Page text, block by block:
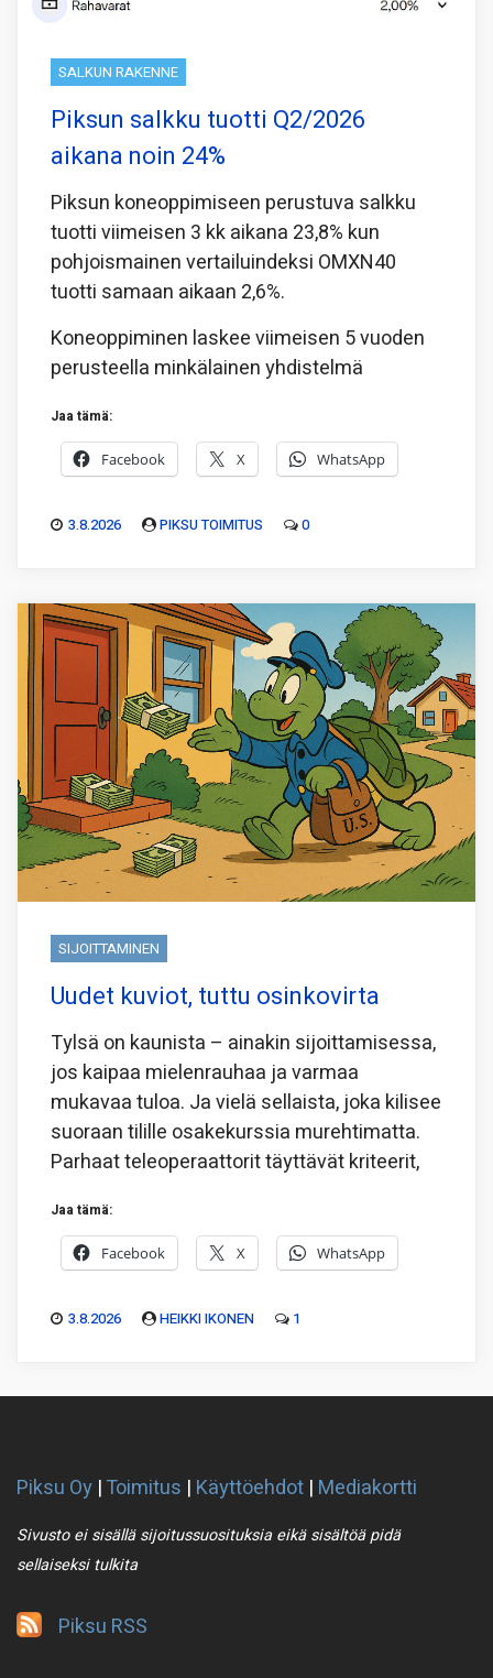
SALKUN RAKENNE
Piksun salkku tuotti Q2/2026
aikana noin 24%
Piksun koneoppimiseen perustuva salkku
tuotti viimeisen 3 kk aikana 23,8% kun
pohjoismainen vertailuindeksi OMXN40
tuotti samaan aikaan 2,6%.
Koneoppiminen laskee viimeisen 5 vuoden
perusteella minkälainen yhdistelmä
Jaa tämä:
Facebook X WhatsApp
3.8.2026 PIKSU TOIMITUS 0
SIJOITTAMINEN
Uudet kuviot, tuttu osinkovirta
Tylsä on kaunista – ainakin sijoittamisessa,
jos kaipaa mielenrauhaa ja varmaa
mukavaa tuloa. Ja vielä sellaista, joka kilisee
suoraan tilille osakekurssia murehtimatta.
Parhaat teleoperaattorit täyttävät kriteerit,
Jaa tämä:
Facebook X WhatsApp
3.8.2026 HEIKKI IKONEN 1
Piksu Oy |Toimitus | Käyttöehdot | Mediakortti
Sivusto ei sisällä sijoitussuosituksia eikä sisältöä pidä
sellaiseksi tulkita
Piksu RSS